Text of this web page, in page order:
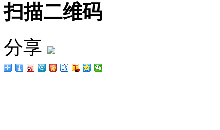
扫描二维码
分享